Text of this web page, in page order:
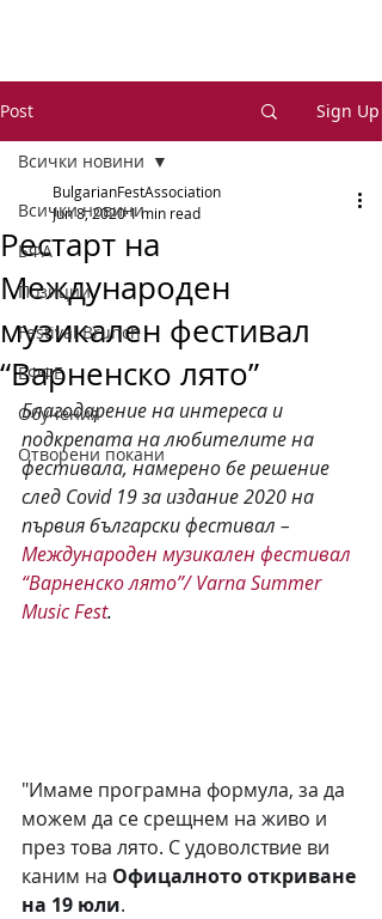
Post Sign Up
Всички новини
БФА
Позиции
Festival Brunch
ЕФФЕ
Обучения
Отворени покани
Всички новини
Рестарт на
Международен
музикален фестивал
“Варненско лято”
BulgarianFestAssociation
Jun 8, 20201 min read
Благодарение на интереса и
подкрепата на любителите на
фестивала, намерено бе решение
след Covid 19 за издание 2020 на
първия български фестивал –
Международен музикален фестивал
“Варненско лято”/ Varna Summer
Music Fest.
"Имаме програмна формула, за да
можем да се срещнем на живо и
през това лято. С удоволствие ви
каним на Офицалното откриване
на 19 юли.